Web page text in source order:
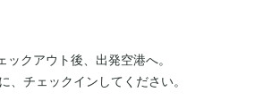
ックアウト後、出発空港へ。
チェックインしてください。